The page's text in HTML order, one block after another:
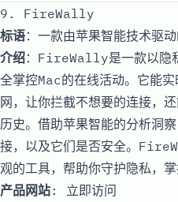
9. FireWally
标语：一款由苹果智能技术驱
介绍：FireWally是一款以隐
全掌控Mac的在线活动。它能
网，让你拦截不想要的连接，
历史。借助苹果智能的分析洞
接，以及它们是否安全。
观的工具，帮助你守护隐私，掌
产品网站: 立即访问